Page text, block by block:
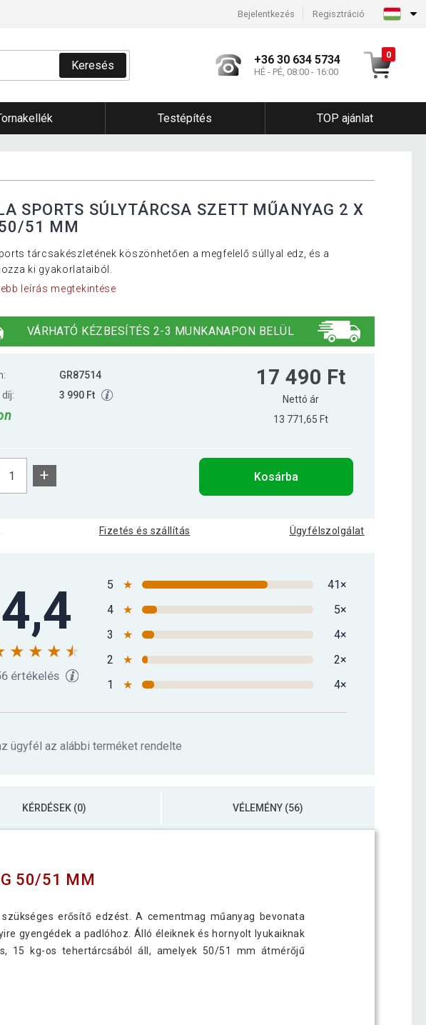
Bejelentkezés Regisztráció
Keresés +36 30 634 5734
HÉ - PÉ, 08:00 - 16:00
0
Testépítés TOP ajánlat
SPORTS SÚLYTÁRCSA SZETT MŰANYAG 2 X
51 MM
tárcsakészletének köszönhetően a megfelelő súllyal edz, és a
ki gyakorlataiból.
leírás megtekintése
VÁRHATÓ KÉZBESÍTÉS 2-3 MUNKANAPON BELÜL
GR87514
3 990 Ft
17 490 Ft
Nettó ár
13 771,65 Ft
+ Kosárba
Fizetés és szállítás Ügyfélszolgálat
4,4
értékelés
5 ★
41×
4
★
5×
3
★
4×
2
★
2×
1
★ 4×
ügyfél az alábbi terméket rendelte
KÉRDÉSEK (0) VÉLEMÉNY (56)
50/51 MM
erősítő edzést. A cementmag műanyag bevonata
gyengédek a padlóhoz. Álló éleiknek és hornyolt lyukaiknak
15 kg-os tehertárcsából áll, amelyek 50/51 mm átmérőjű